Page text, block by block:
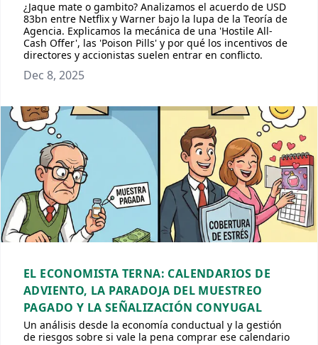
¿Jaque mate o gambito? Analizamos el acuerdo de USD
83bn entre Netflix y Warner bajo la lupa de la Teoría de
Agencia. Explicamos la mecánica de una 'Hostile All-
Cash Offer', las 'Poison Pills' y por qué los incentivos de
directores y accionistas suelen entrar en conflicto.
Dec 8, 2025
EL ECONOMISTA TERNA: CALENDARIOS DE
ADVIENTO, LA PARADOJA DEL MUESTREO
PAGADO Y LA SEÑALIZACIÓN CONYUGAL
Un análisis desde la economía conductual y la gestión
de riesgos sobre si vale la pena comprar ese calendario